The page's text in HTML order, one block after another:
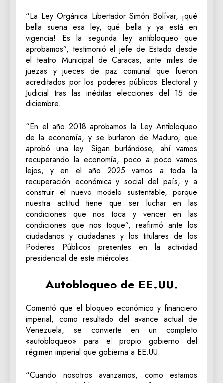
“La Ley Orgánica Libertador Simón Bolívar, ¡qué
bella suena esa ley, qué bella y ya está en
vigencia! Es la segunda ley antibloqueo que
aprobamos”, testimonió el jefe de Estado desde
el teatro Municipal de Caracas, ante miles de
juezas y jueces de paz comunal que fueron
acreditados por los poderes públicos Electoral y
Judicial tras las inéditas elecciones del 15 de
diciembre.
“En el año 2018 aprobamos la Ley Antibloqueo
de la economía, y se burlaron de Maduro, que
aprobó una ley. Sigan burlándose, ahí vamos
recuperando la economía, poco a poco vamos
lejos, y en el año 2025 vamos a toda la
recuperación económica y social del país, y a
construir el nuevo modelo sustentable, porque
nuestra actitud tiene que ser luchar en las
condiciones que nos toca y vencer en las
condiciones que nos toque”, reafirmó ante los
ciudadanos y ciudadanas y los titulares de los
Poderes Públicos presentes en la actividad
presidencial de este miércoles.
Autobloqueo de EE.UU.
Comentó que el bloqueo económico y financiero
imperial, como resultado del avance actual de
Venezuela, se convierte en un completo
«autobloqueo» para el propio gobierno del
régimen imperial que gobierna a EE.UU.
“Cuando nosotros avanzamos, como estamos